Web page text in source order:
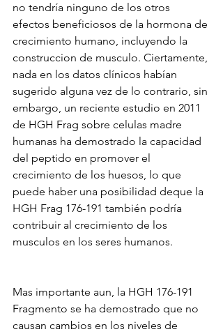
no tendría ninguno de los otros
efectos beneficiosos de la hormona de
crecimiento humano, incluyendo la
construccion de musculo. Ciertamente,
nada en los datos clínicos habían
sugerido alguna vez de lo contrario, sin
embargo, un reciente estudio en 2011
de HGH Frag sobre celulas madre
humanas ha demostrado la capacidad
del peptido en promover el
crecimiento de los huesos, lo que
puede haber una posibilidad deque la
HGH Frag 176-191 también podría
contribuir al crecimiento de los
musculos en los seres humanos.
Mas importante aun, la HGH 176-191
Fragmento se ha demostrado que no
causan cambios en los niveles de